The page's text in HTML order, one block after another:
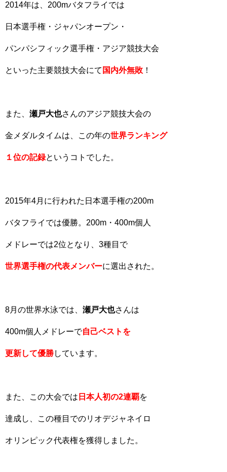
2014年は、200mバタフライでは
日本選手権・ジャパンオープン・
パンパシフィック選手権・アジア競技大会
といった主要競技大会にて 国内外無敗 ！
また、 瀬戸大也さんのアジア競技大会の
金メダルタイムは、この年の世界ランキング
１位の記録というコトでした。
2015年4月に行われた日本選手権の200m
バタフライでは優勝。200m・400m個人
メドレーでは2位となり、3種目で
世界選手権の代表メンバーに選出された。
8月の世界水泳では、 瀬戸大也さんは
400m個人メドレーで自己ベストを
更新して優勝しています。
また、この大会では 日本人初の2連覇を
達成し、この種目でのリオデジャネイロ
オリンピック代表権を獲得しました。